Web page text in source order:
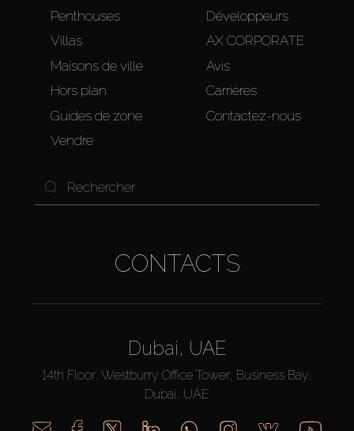
Penthouses
Villas
Maisons de ville
Hors plan
Guides de zone
Vendre
Développeurs
AX CORPORATE
Avis
Carrières
Contactez-nous
CONTACTS
Dubai, UAE
14th Floor, Westburry Office Tower, Business Bay,
Dubai, UAE